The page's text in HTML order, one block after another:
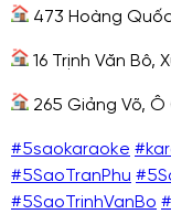
473 Hoàng
16 Trịnh Văn Bô,
265 Giảng Võ,
#5saokaraoke
#5SaoTranPhu
#5SaoTrinhVanBo